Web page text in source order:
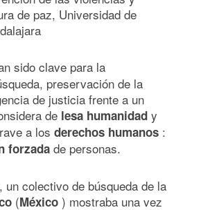
de paz, Universidad de
sido clave para la
preservación de la
de justicia frente a un
de lesa humanidad y
a los derechos humanos :
forzada de personas.
un colectivo de búsqueda de la
(México ) mostraba una vez